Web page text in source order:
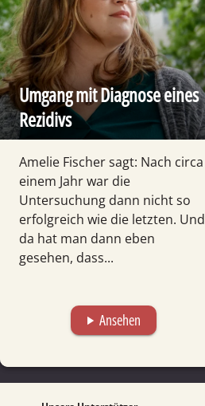
Umgang mit Diagnose eines
Rezidivs
Amelie Fischer sagt: Nach circa
einem Jahr war die
Untersuchung dann nicht so
erfolgreich wie die letzten. Und
da hat man dann eben
gesehen, dass...
play_arrow Ansehen